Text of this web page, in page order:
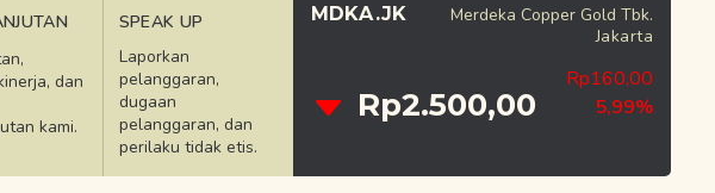
dan
kami.
SPEAK UP
Laporkan
pelanggaran,
dugaan
pelanggaran, dan
perilaku tidak etis.
MDKA.JK
Merdeka Copper Gold Tbk.
Jakarta
Rp2.500,00
Rp160,00
5,99%